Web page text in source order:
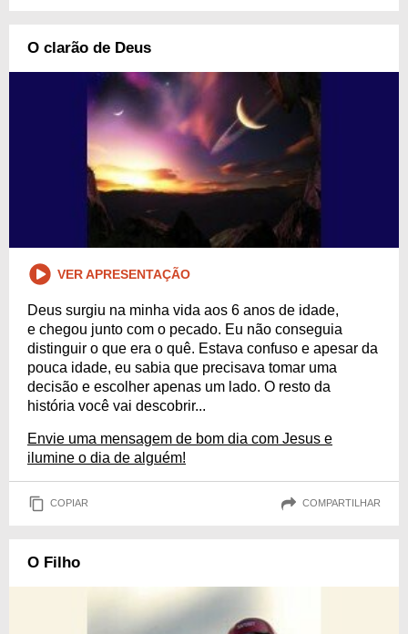
O clarão de Deus
VER APRESENTAÇÃO
Deus surgiu na minha vida aos 6 anos de idade,
e chegou junto com o pecado. Eu não conseguia
distinguir o que era o quê. Estava confuso e apesar da
pouca idade, eu sabia que precisava tomar uma
decisão e escolher apenas um lado. O resto da
história você vai descobrir...
Envie uma mensagem de bom dia com Jesus e
ilumine o dia de alguém!
COPIAR COMPARTILHAR
O Filho